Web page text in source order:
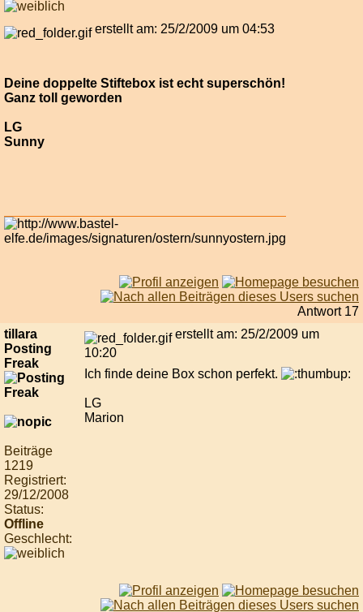
erstellt am: 25/2/2009 um 04:53
Deine doppelte Stiftebox ist echt superschön!
Ganz toll geworden
LG
Sunny
Antwort 17
tillara
Posting
Freak
Beiträge
1219
Registriert:
29/12/2008
Status:
Offline
Geschlecht:
erstellt am: 25/2/2009 um
10:20
Ich finde deine Box schon perfekt.
LG
Marion